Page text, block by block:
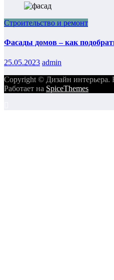
Строительство и ремонт
Фасады домов – как
25.05.2023 admin
Copyright © Дизайн интерьера.
Работает на SpiceThemes